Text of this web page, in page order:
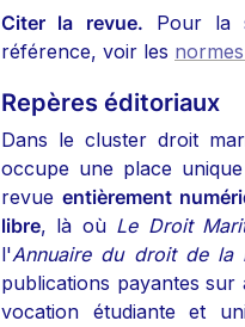
Citer la revue. Pour la
référence, voir les
Repères éditoriaux
Dans le cluster droit
occupe une place
revue entièrement
libre, là où Le Droit
l'Annuaire du droit de la
publications payantes sur
vocation étudiante et